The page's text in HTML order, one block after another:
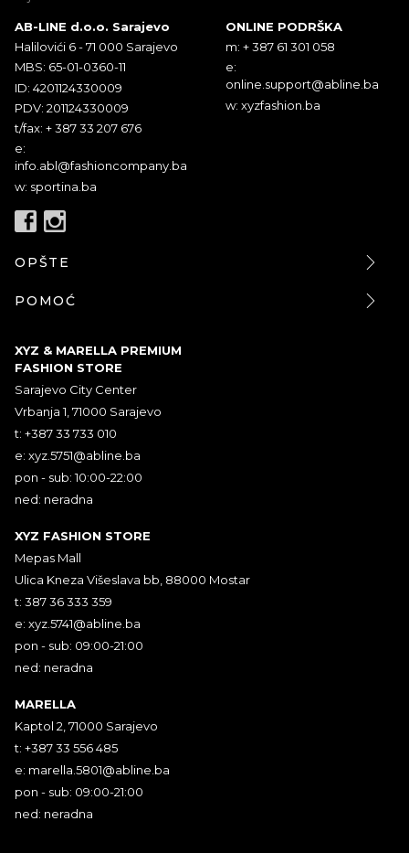
AB-LINE d.o.o. Sarajevo
Halilovići 6 - 71 000 Sarajevo
MBS: 65-01-0360-11
ID: 4201124330009
PDV: 201124330009
t/fax: + 387 33 207 676
e:
info.abl@fashioncompany.ba
w: sportina.ba
ONLINE PODRŠKA
m: + 387 61 301 058
e:
online.support@abline.ba
w: xyzfashion.ba
OPŠTE
POMOĆ
XYZ & MARELLA PREMIUM
FASHION STORE
Sarajevo City Center
Vrbanja 1, 71000 Sarajevo
t: +387 33 733 010
e: xyz.5751@abline.ba
pon - sub: 10:00-22:00
ned: neradna
XYZ FASHION STORE
Mepas Mall
Ulica Kneza Višeslava bb, 88000 Mostar
t: 387 36 333 359
e: xyz.5741@abline.ba
pon - sub: 09:00-21:00
ned: neradna
MARELLA
Kaptol 2, 71000 Sarajevo
t: +387 33 556 485
e: marella.5801@abline.ba
pon - sub: 09:00-21:00
ned: neradna